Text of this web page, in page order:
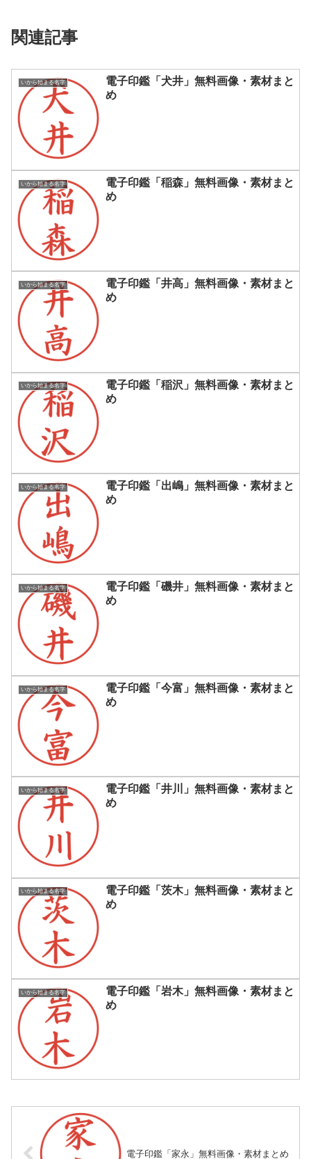
関連記事
いから始まる名字
電子印鑑「犬井」無料画像・素材まと
め
いから始まる名字
電子印鑑「稲森」無料画像・素材まと
め
いから始まる名字
電子印鑑「井高」無料画像・素材まと
め
いから始まる名字
電子印鑑「稲沢」無料画像・素材まと
め
いから始まる名字
電子印鑑「出嶋」無料画像・素材まと
め
いから始まる名字
電子印鑑「磯井」無料画像・素材まと
め
いから始まる名字
電子印鑑「今富」無料画像・素材まと
め
いから始まる名字
電子印鑑「井川」無料画像・素材まと
め
いから始まる名字
電子印鑑「茨木」無料画像・素材まと
め
いから始まる名字
電子印鑑「岩木」無料画像・素材まと
め
電子印鑑「家永」無料画像・素材まとめ